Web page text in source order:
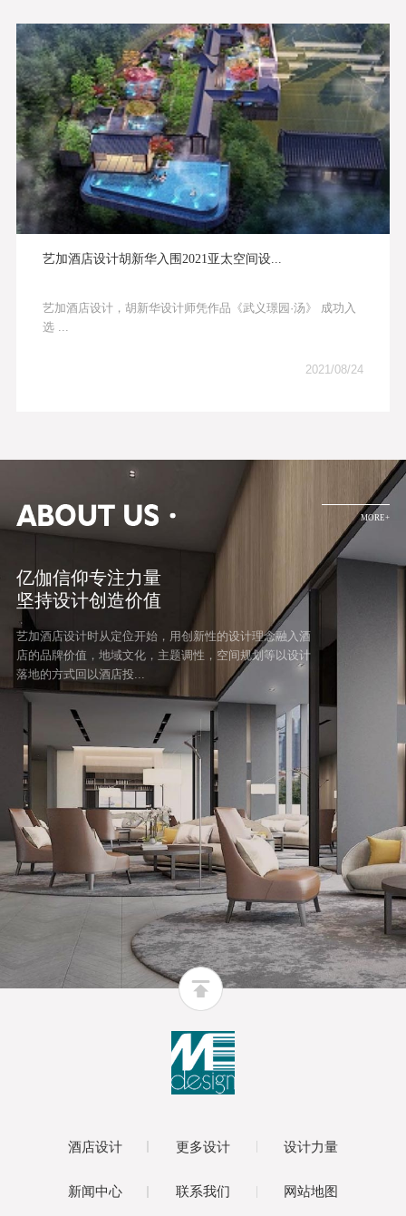
艺加酒店设计胡新华入围2021亚太空间设...
艺加酒店设计，胡新华设计师凭作品《武义璟园·汤》 成功入
选 ...
2021/08/24
MORE+
亿伽信仰专注力量
坚持设计创造价值
艺加酒店设计时从定位开始，用创新性的设计理念融入酒
店的品牌价值，地域文化，主题调性，空间规划等以设计
落地的方式回以酒店投...
酒店设计 更多设计 设计力量
新闻中心 联系我们 网站地图